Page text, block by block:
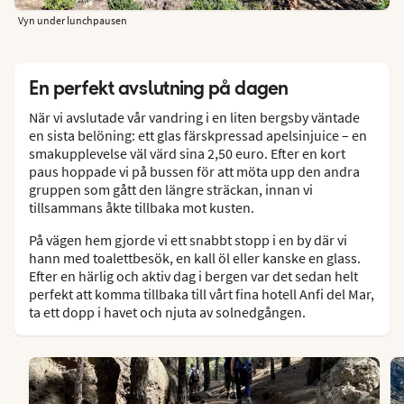
Vyn under lunchpausen
En perfekt avslutning på dagen
När vi avslutade vår vandring i en liten bergsby väntade
en sista belöning: ett glas färskpressad apelsinjuice – en
smakupplevelse väl värd sina 2,50 euro. Efter en kort
paus hoppade vi på bussen för att möta upp den andra
gruppen som gått den längre sträckan, innan vi
tillsammans åkte tillbaka mot kusten.
På vägen hem gjorde vi ett snabbt stopp i en by där vi
hann med toalettbesök, en kall öl eller kanske en glass.
Efter en härlig och aktiv dag i bergen var det sedan helt
perfekt att komma tillbaka till vårt fina hotell Anfi del Mar,
ta ett dopp i havet och njuta av solnedgången.